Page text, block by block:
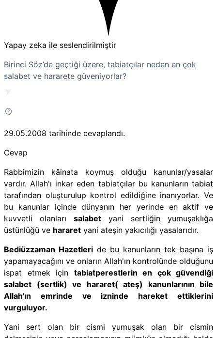
Yapay zeka ile seslendirilmiştir
Birinci Söz’de geçtiği üzere, tabiatçılar neden en çok
salabet ve hararete güveniyorlar?
29.05.2008 tarihinde cevaplandı.
Cevap
Rabbimizin kâinata koymuş olduğu kanunlar/yasalar
vardır. Allah'ı inkar eden tabiatçılar bu kanunların tabiat
tarafından oluşturulup kontrol edildiğine inanıyorlar. Ve
bu kanunlar içinde dünyanın her yerinde en aktif ve
kuvvetli olanlarısalabet yani sertliğin yumuşaklığa
üstünlüğü ve hararet yani ateşin yakıcılığı yasalarıdır.
Bediüzzaman Hazetleri de bu kanunların tek başına iş
yapamayacağını ve onların Allah'ın kontrolünde olduğunu
ispat etmek için tabiatperestlerin en çok güvendiği
salabet (sertlik) ve hararet( ateş) kanunlarının bile
Allah'ın emrinde ve izninde hareket ettiklerini
vurguluyor.
Yani sert olan bir cismi yumuşak olan bir cismin